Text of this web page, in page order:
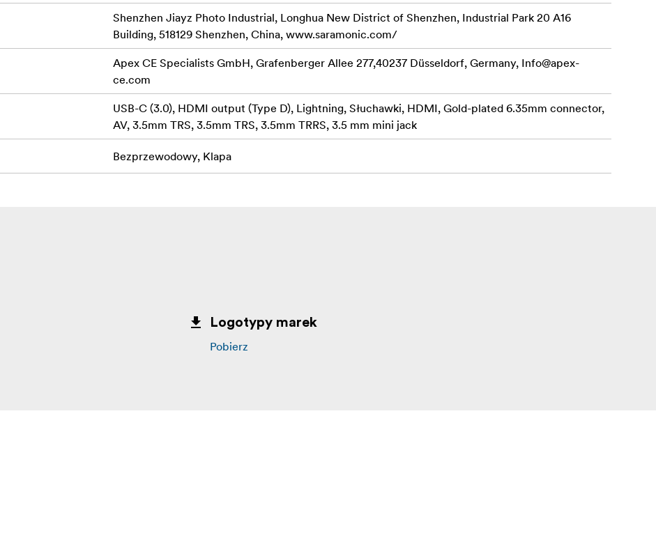
Shenzhen Jiayz Photo Industrial, Longhua New District of Shenzhen, Industrial Park 20 A16
Building, 518129 Shenzhen, China, www.saramonic.com/
Apex CE Specialists GmbH, Grafenberger Allee 277,40237 Düsseldorf, Germany, Info@apex-
ce.com
USB-C (3.0), HDMI output (Type D), Lightning, Słuchawki, HDMI, Gold-plated 6.35mm connector,
AV, 3.5mm TRS, 3.5mm TRS, 3.5mm TRRS, 3.5 mm mini jack
Bezprzewodowy, Klapa
Logotypy marek
Pobierz